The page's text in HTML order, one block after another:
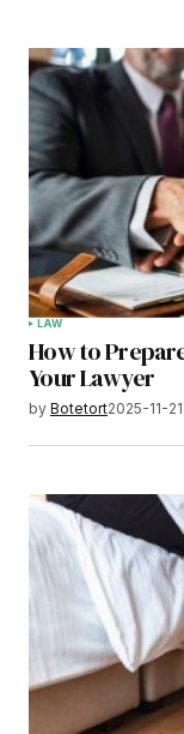
LAW
How to
Your Lawyer
by Botetort2025-11-21